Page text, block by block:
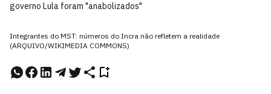
governo Lula foram "anabolizados"
Integrantes do MST: números do Incra não refletem a realidade
(ARQUIVO/WIKIMEDIA COMMONS)